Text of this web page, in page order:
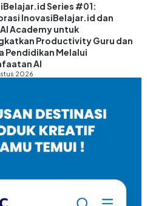
Series #01:
InovasiBelajar.id dan
Academy untuk
Productivity Guru dan
Pendidikan Melalui
AI
2026